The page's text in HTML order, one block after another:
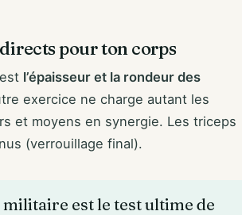
pour ton corps
l’épaisseur et la rondeur des
exercice ne charge autant les
et moyens en synergie. Les triceps
(verrouillage final).
militaire est le test ultime de